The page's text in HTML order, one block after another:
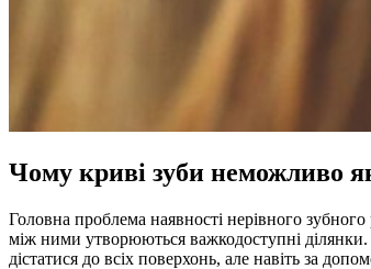
Чому криві зуби неможливо
Головна проблема наявності нерівного
між ними утворюються важкодоступні
дістатися до всіх поверхонь, але навіть за